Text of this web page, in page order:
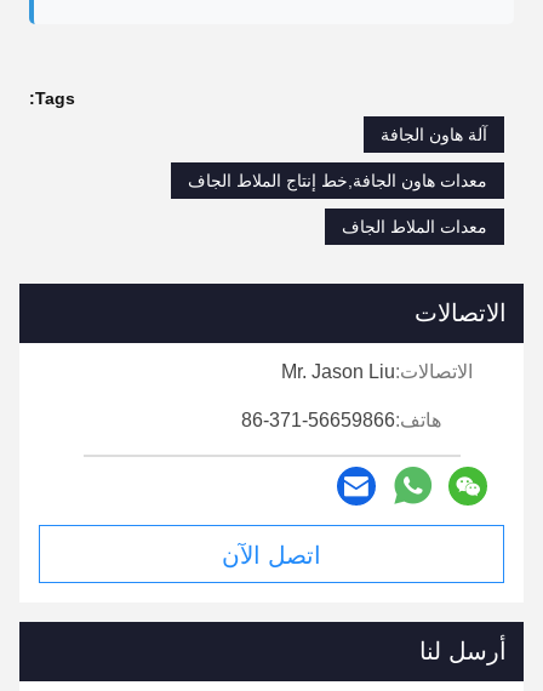
Tags:
آلة هاون الجافة
معدات هاون الجافة,خط إنتاج الملاط الجاف
معدات الملاط الجاف
الاتصالات
الاتصالات:Mr. Jason Liu
هاتف:86-371-56659866
اتصل الآن
أرسل لنا